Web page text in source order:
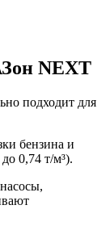
NEXT
подходит для
бензина и
0,74 т/м³).